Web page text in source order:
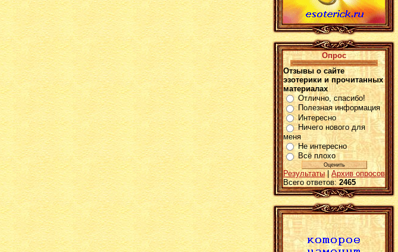
Опрос
Отзывы о сайте
эзотерики и прочитанных
материалах
Отлично, спасибо!
Полезная информация
Интересно
Ничего нового для
меня
Не интересно
Всё плохо
Результаты|Архив опросов
Всего ответов: 2465